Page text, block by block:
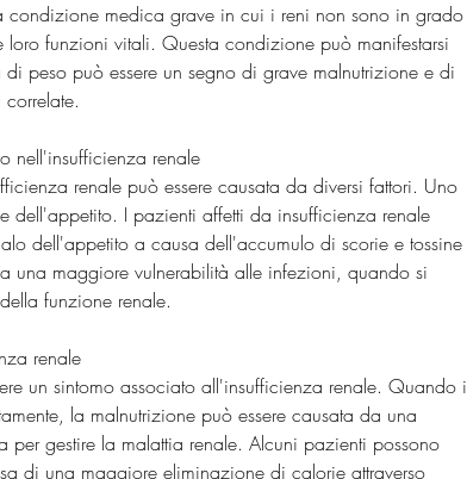
condizione medica grave in cui i reni non sono in grado
loro funzioni vitali. Questa condizione può manifestarsi
peso può essere un segno di grave malnutrizione e di
nell'insufficienza renale
renale può essere causata da diversi fattori. Uno
dell'appetito. I pazienti affetti da insufficienza renale
dell'appetito a causa dell'accumulo di scorie e tossine
una maggiore vulnerabilità alle infezioni, quando si
funzione renale.
renale
un sintomo associato all'insufficienza renale. Quando i
la malnutrizione può essere causata da una
per gestire la malattia renale. Alcuni pazienti possono
di una maggiore eliminazione di calorie attraverso